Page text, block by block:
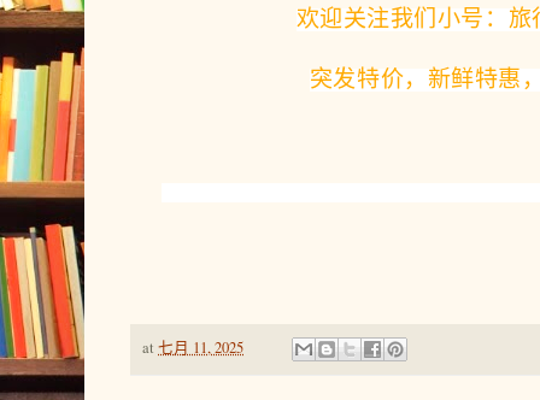
欢迎关注我们小号：
突发特价，新鲜特惠
at 七月 11, 2025